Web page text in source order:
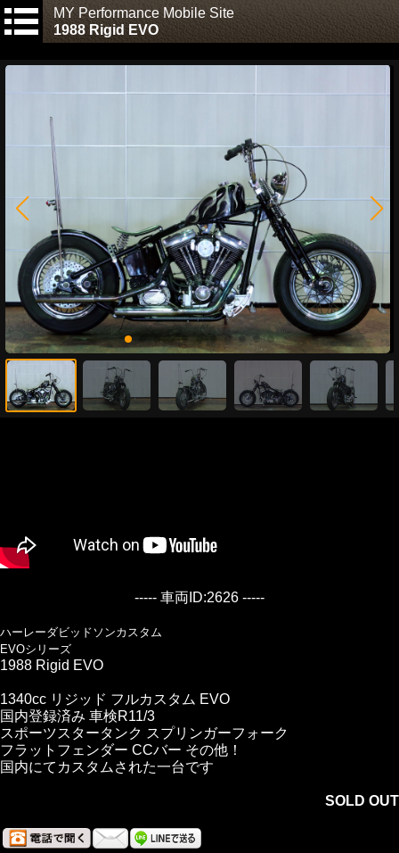
MY Performance Mobile Site
1988 Rigid EVO
----- 車両ID:2626 -----
ハーレーダビッドソンカスタム
EVOシリーズ
1988 Rigid EVO
1340cc リジッド フルカスタム EVO
国内登録済み 車検R11/3
スポーツスタータンク スプリンガーフォーク
フラットフェンダー CCバー その他！
国内にてカスタムされた一台です
SOLD OUT